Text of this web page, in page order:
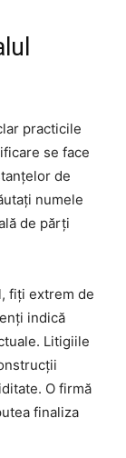
practicile
se face
de
numele
de părți
fiți extrem de
indică
Litigiile
O firmă
finaliza